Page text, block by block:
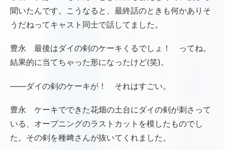
聞いたんです。こうなると、最終話のときも何かありそ
うだねってキャスト同士で話してました。
豊永 最後はダイの剣のケーキくるでしょ！ ってね。
結果的に当てちゃった形になったけど(笑)。
――ダイの剣のケーキが！ それはすごい。
豊永 ケーキでできた花畑の土台にダイの剣が刺さって
いる、オープニングのラストカットを模したものでし
た。その剣を種﨑さんが抜いてくれました。